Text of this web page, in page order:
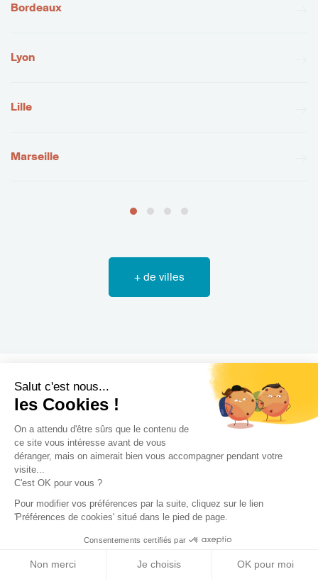
Salut c'est nous...
les Cookies !
On a attendu d'être sûrs que le contenu de
ce site vous intéresse avant de vous
déranger, mais on aimerait bien vous accompagner pendant votre
visite...
C'est OK pour vous ?
Pour modifier vos préférences par la suite, cliquez sur le lien
'Préférences de cookies' situé dans le pied de page.
Consentements certifiés par
Non merci Je choisis OK pour moi
Bordeaux
Lyon
Lille
Marseille
+ de villes
Les différents types de
projet que nous
accompagnons